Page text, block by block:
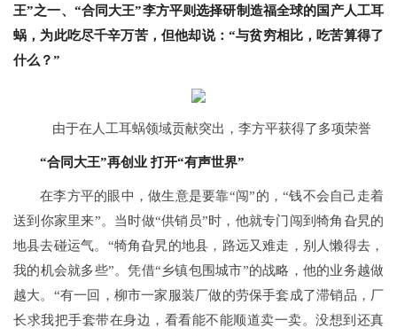
王”之一、“合同大王”李方平则选择研制造福全球的国产人工耳
蜗，为此吃尽千辛万苦，但他却说：“与贫穷相比，吃苦算得了
什么？”
由于在人工耳蜗领域贡献突出，李方平获得了多项荣誉
“合同大王”再创业 打开“有声世界”
在李方平的眼中，做生意是要靠“闯”的，“钱不会自己走着
送到你家里来”。当时做“供销员”时，他就专门闯到犄角旮旯的
地县去碰运气。“犄角旮旯的地县，路远又难走，别人懒得去，
我的机会就多些”。凭借“乡镇包围城市”的战略，他的业务越做
越大。“有一回，柳市一家服装厂做的劳保手套成了滞销品，厂
长求我把手套带在身边，看看能不能顺道卖一卖。没想到还真